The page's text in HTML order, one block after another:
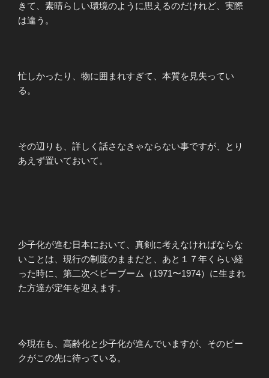
きて、素晴らしい環境のように思えるのだけれど、実際
は違う。
忙しかったり、物に囲まれすぎて、本質を見失ってい
る。
その辺りも、詳しく話さなきゃならない事ですが、とり
あえず置いておいて。
少子化が進む日本において、真剣に考えなければならな
いことは、現行の制度のままだと、あと１７年くらい経
った時に、第二次ベビーブーム（1971〜1974）に生まれ
た方達が定年を迎えます。
今現在も、高齢化と少子化が進んでいますが、そのピー
クがこの先に待っている。